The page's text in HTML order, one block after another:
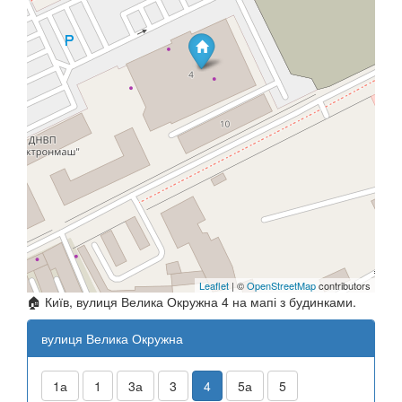
Leaflet | ©OpenStreetMapcontributors
🏠 Київ, вулиця Велика Окружна 4 на мапі з будинками.
вулиця Велика Окружна
1а 1 3а 3 4 5а 5